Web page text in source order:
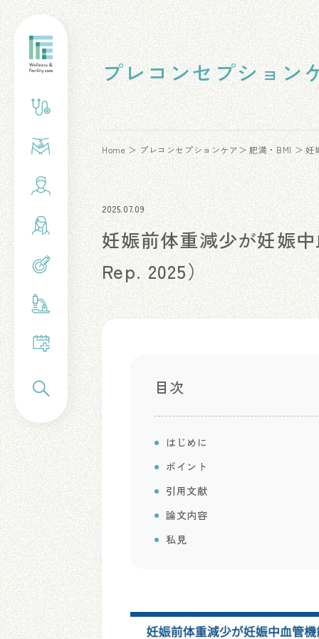
プレコンセプション
Home プレコンセプションケア 肥満・BMI 妊
2025.07.09
妊娠前体重減少が妊娠
Rep. 2025）
目次
はじめに
ポイント
引用文献
論文内容
私見